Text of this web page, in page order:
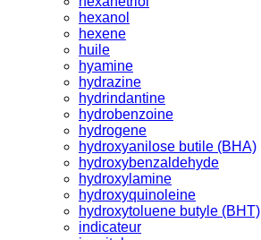
hexanol
hexene
huile
hyamine
hydrazine
hydrindantine
hydrobenzoine
hydrogene
hydroxyanilose butile (BHA)
hydroxybenzaldehyde
hydroxylamine
hydroxyquinoleine
hydroxytoluene butyle (BHT)
indicateur